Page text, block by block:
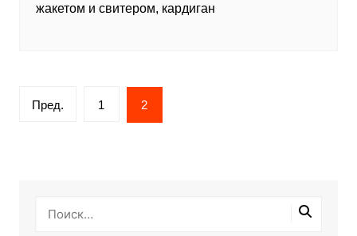
жакетом и свитером, кардиган
Пагинация
Пред. 1 2